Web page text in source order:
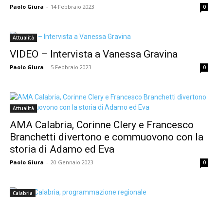
Paolo Giura - 14 Febbraio 2023 0
Attualità
VIDEO – Intervista a Vanessa Gravina
Paolo Giura - 5 Febbraio 2023 0
Attualità
AMA Calabria, Corinne Clery e Francesco
Branchetti divertono e commuovono con la
storia di Adamo ed Eva
Paolo Giura - 20 Gennaio 2023 0
Calabria